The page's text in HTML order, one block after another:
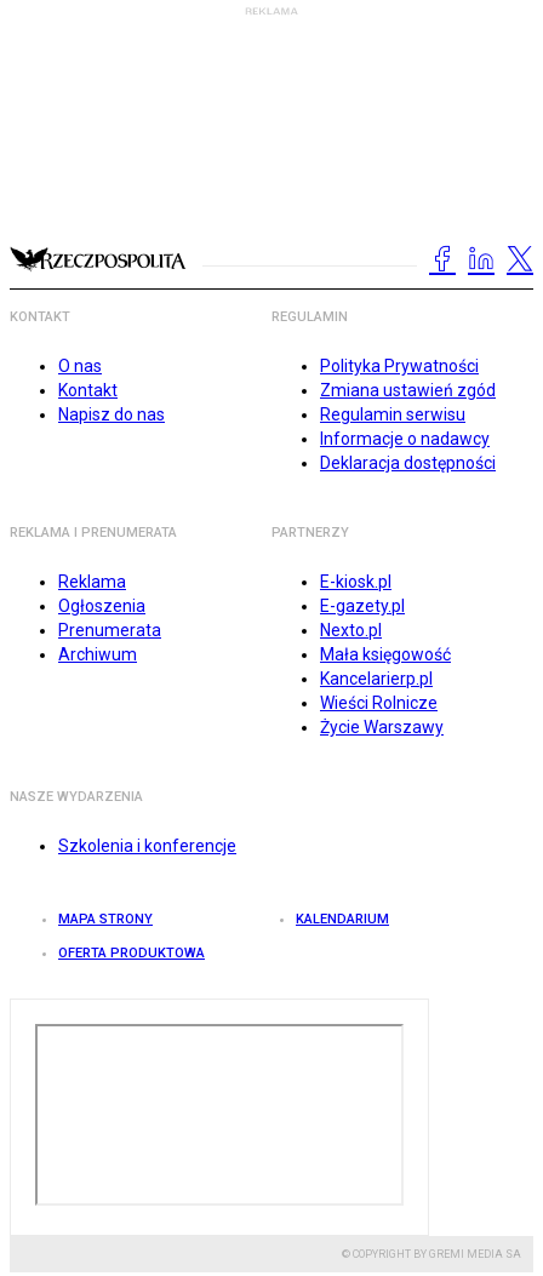
KONTAKT
O nas
Kontakt
Napisz do nas
REGULAMIN
Polityka Prywatności
Zmiana ustawień zgód
Regulamin serwisu
Informacje o nadawcy
Deklaracja dostępności
REKLAMA I PRENUMERATA
Reklama
Ogłoszenia
Prenumerata
Archiwum
PARTNERZY
E-kiosk.pl
E-gazety.pl
Nexto.pl
Mała księgowość
Kancelarierp.pl
Wieści Rolnicze
Życie Warszawy
NASZE WYDARZENIA
Szkolenia i konferencje
MAPA STRONY KALENDARIUM
OFERTA PRODUKTOWA
© COPYRIGHT BY GREMI MEDIA SA